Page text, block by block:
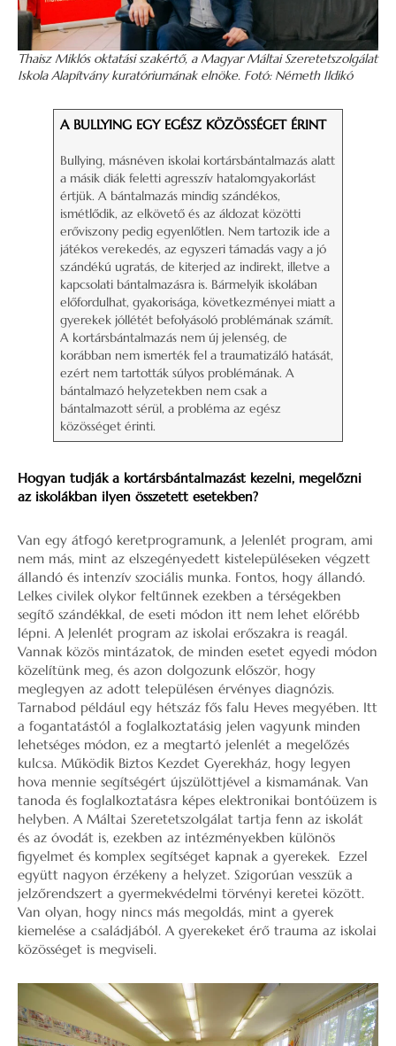
Thaisz Miklós oktatási szakértő, a Magyar Máltai Szeretetszolgálat
Iskola Alapítvány kuratóriumának elnöke. Fotó: Németh Ildikó
A BULLYING EGY EGÉSZ KÖZÖSSÉGET ÉRINT
Bullying, másnéven iskolai kortársbántalmazás alatt
a másik diák feletti agresszív hatalomgyakorlást
értjük. A bántalmazás mindig szándékos,
ismétlődik, az elkövető és az áldozat közötti
erőviszony pedig egyenlőtlen. Nem tartozik ide a
játékos verekedés, az egyszeri támadás vagy a jó
szándékú ugratás, de kiterjed az indirekt, illetve a
kapcsolati bántalmazásra is. Bármelyik iskolában
előfordulhat, gyakorisága, következményei miatt a
gyerekek jóllétét befolyásoló problémának számít.
A kortársbántalmazás nem új jelenség, de
korábban nem ismerték fel a traumatizáló hatását,
ezért nem tartották súlyos problémának. A
bántalmazó helyzetekben nem csak a
bántalmazott sérül, a probléma az egész
közösséget érinti.
Hogyan tudják a kortársbántalmazást kezelni, megelőzni
az iskolákban ilyen összetett esetekben?
Van egy átfogó keretprogramunk, a Jelenlét program, ami
nem más, mint az elszegényedett kistelepüléseken végzett
állandó és intenzív szociális munka. Fontos, hogy állandó.
Lelkes civilek olykor feltűnnek ezekben a térségekben
segítő szándékkal, de eseti módon itt nem lehet előrébb
lépni. A Jelenlét program az iskolai erőszakra is reagál.
Vannak közös mintázatok, de minden esetet egyedi módon
közelítünk meg, és azon dolgozunk először, hogy
meglegyen az adott településen érvényes diagnózis.
Tarnabod például egy hétszáz fős falu Heves megyében. Itt
a fogantatástól a foglalkoztatásig jelen vagyunk minden
lehetséges módon, ez a megtartó jelenlét a megelőzés
kulcsa. Működik Biztos Kezdet Gyerekház, hogy legyen
hova mennie segítségért újszülöttjével a kismamának. Van
tanoda és foglalkoztatásra képes elektronikai bontóüzem is
helyben. A Máltai Szeretetszolgálat tartja fenn az iskolát
és az óvodát is, ezekben az intézményekben különös
figyelmet és komplex segítséget kapnak a gyerekek. Ezzel
együtt nagyon érzékeny a helyzet. Szigorúan vesszük a
jelzőrendszert a gyermekvédelmi törvényi keretei között.
Van olyan, hogy nincs más megoldás, mint a gyerek
kiemelése a családjából. A gyerekeket érő trauma az iskolai
közösséget is megviseli.